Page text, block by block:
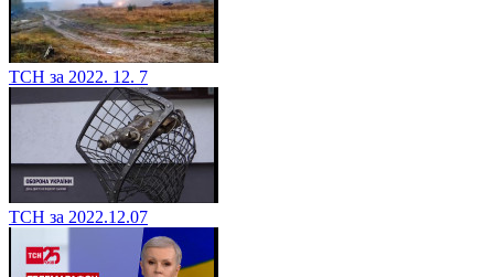
ТСН за 2022. 12. 7
ТСН за 2022.12.07